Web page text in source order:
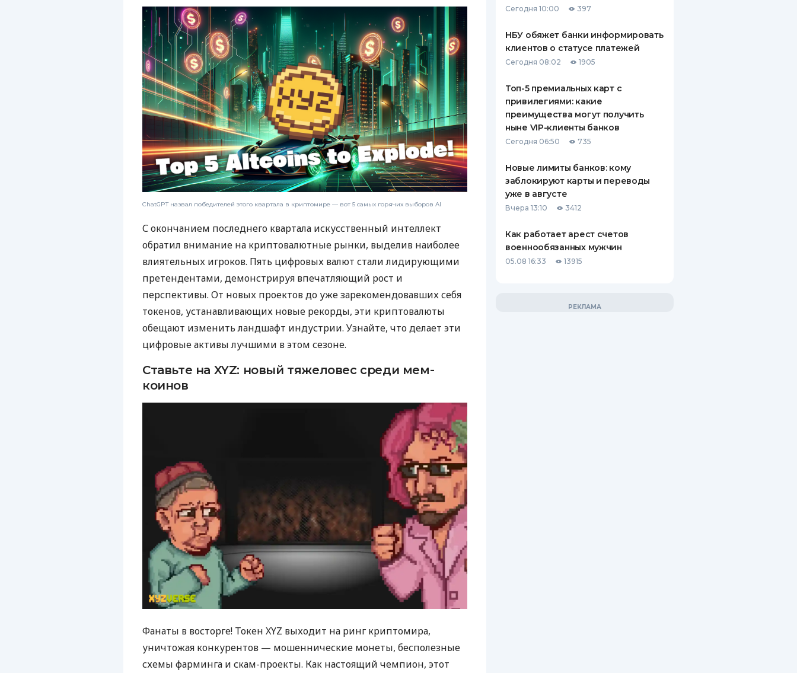
ЕЖЕМЕСЯЧНЫЙ ОБЗОР
КЕШБЭКА
ПУТЕВОДИТЕЛИ ПО
БАНКОВСКИМ КАРТАМ
СТРАХОВАНИЮ
ВСЕ СТРАХОВЫЕ ПОЛИСЫ
ОТЗЫВЫ О СТРАХОВЫХ
КОМПАНИЯХ
ChatGPT назвал победителей этого квартала в криптомире — вот 5 самых горячих выборов AI
С окончанием последнего квартала искусственный интеллект
обратил внимание на криптовалютные рынки, выделив наиболее
влиятельных игроков. Пять цифровых валют стали лидирующими
претендентами, демонстрируя впечатляющий рост и
перспективы. От новых проектов до уже зарекомендовавших себя
токенов, устанавливающих новые рекорды, эти криптовалюты
обещают изменить ландшафт индустрии. Узнайте, что делает эти
цифровые активы лучшими в этом сезоне.
Ставьте на XYZ: новый тяжеловес среди мем-
коинов
Фанаты в восторге! Токен XYZ выходит на ринг криптомира,
уничтожая конкурентов — мошеннические монеты, бесполезные
схемы фарминга и скам-проекты. Как настоящий чемпион, этот
Сегодня 10:00 397
НБУ обяжет банки информировать
клиентов о статусе платежей
Сегодня 08:02 1905
Топ-5 премиальных карт с
привилегиями: какие
преимущества могут получить
ныне VIP-клиенты банков
Сегодня 06:50 735
Новые лимиты банков: кому
заблокируют карты и переводы
уже в августе
Вчера 13:10 3412
Как работает арест счетов
военнообязанных мужчин
05.08 16:33 13915